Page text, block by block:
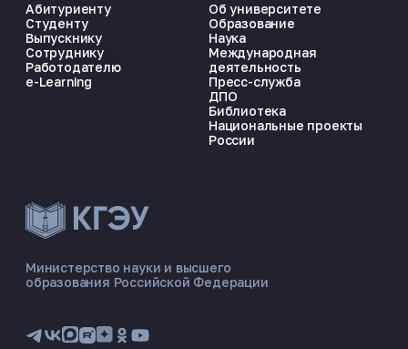
ЭНЕРГОКОД — ПОМОЩНИК КГЭУ
📋 Приёмная комиссия
🏠 Общежитие
Министерство науки и высшего
образования Российской Федерации
Абитуриенту
Студенту
Выпускнику
Сотруднику
Работодателю
e-Learning
Об университете
Образование
Наука
Международная
деятельность
Пресс-служба
ДПО
Библиотека
Национальные проекты
России